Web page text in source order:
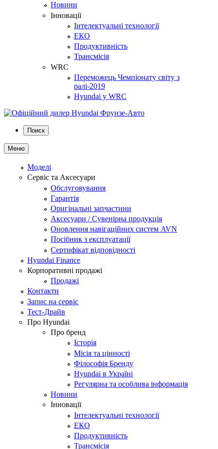
Новини
Інновації
Інтелектуальні технології
ЕКО
Продуктивність
Трансмісія
WRC
Переможець Чемпіонату світу з
ралі-2019
Hyundai у WRC
Поиск
Меню
Моделі
Сервіс та Аксесуари
Обслуговування
Гарантія
Оригінальні запчастини
Аксесуари / Сувенірна продукція
Оновлення навігаційних систем AVN
Посібник з експлуатації
Сертифікат відповідності
Hyundai Finance
Корпоративні продажі
Продажі
Контакти
Запис на сервіс
Тест-Драйв
Про Hyundai
Про бренд
Історія
Місія та цінності
Філософія Бренду
Hyundai в Україні
Регулярна та особлива інформація
Новини
Інновації
Інтелектуальні технології
ЕКО
Продуктивність
Трансмісія